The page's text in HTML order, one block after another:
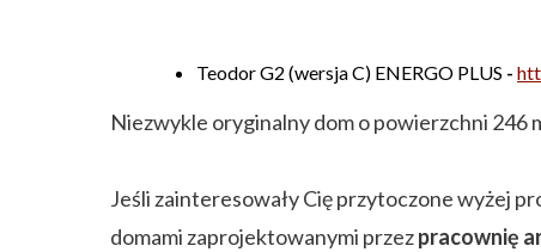
Teodor G2 (wersja C) ENERGO PLUS -
Niezwykle oryginalny dom o powierzchni 246
Jeśli zainteresowały Cię przytoczone wyżej
domami zaprojektowanymi przezpracownię